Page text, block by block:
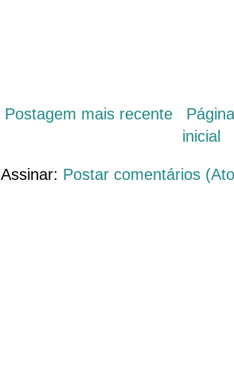
Postagem mais recente
inicial
Assinar: Postar comentários